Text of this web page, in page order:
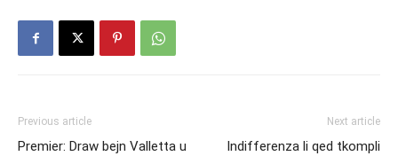
Previous article
Premier: Draw bejn Valletta u
Next article
Indifferenza li qed tkompli